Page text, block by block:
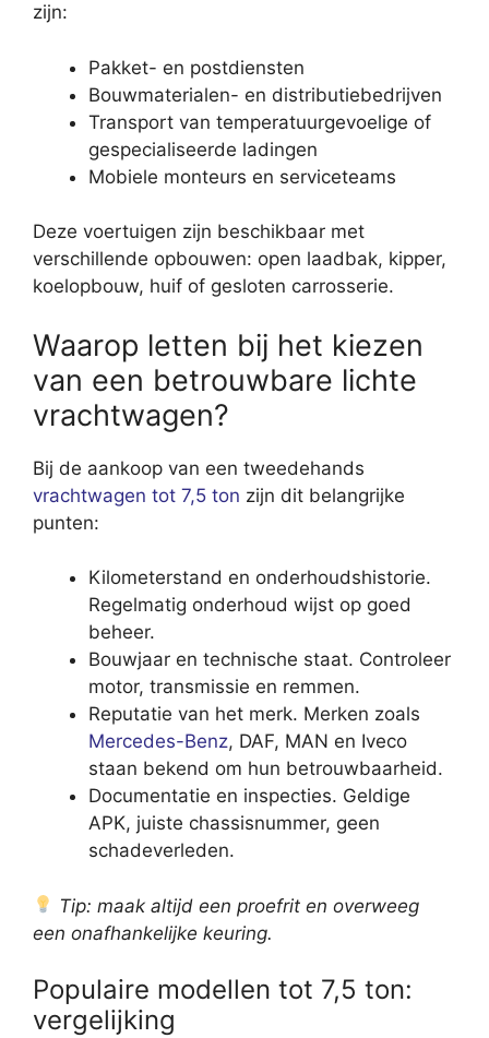
zijn:
Pakket- en postdiensten
Bouwmaterialen- en distributiebedrijven
Transport van temperatuurgevoelige of
gespecialiseerde ladingen
Mobiele monteurs en serviceteams
Deze voertuigen zijn beschikbaar met
verschillende opbouwen: open laadbak, kipper,
koelopbouw, huif of gesloten carrosserie.
Waarop letten bij het kiezen
van een betrouwbare lichte
vrachtwagen?
Bij de aankoop van een tweedehands
vrachtwagen tot 7,5 ton zijn dit belangrijke
punten:
Kilometerstand en onderhoudshistorie.
Regelmatig onderhoud wijst op goed
beheer.
Bouwjaar en technische staat. Controleer
motor, transmissie en remmen.
Reputatie van het merk. Merken zoals
Mercedes-Benz, DAF, MAN en Iveco
staan bekend om hun betrouwbaarheid.
Documentatie en inspecties. Geldige
APK, juiste chassisnummer, geen
schadeverleden.
Tip: maak altijd een proefrit en overweeg
een onafhankelijke keuring.
Populaire modellen tot 7,5 ton:
vergelijking